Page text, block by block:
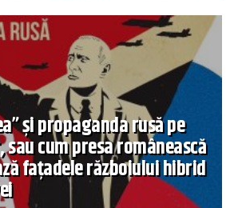
și propaganda rusă pe
cum presa românească
fațadele războiului hibrid